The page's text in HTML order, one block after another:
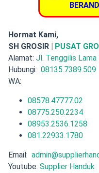
Hormat Kami,
SH GROSIR |
PUSAT
Alamat: Jl. Tenggilis Lama
Hubungi: 08135.7389.509
WA:
08578.47777.02
08775.250.2234
08953.2536.1258
081.22933.1780
Email:
Youtube: Supplier Handuk